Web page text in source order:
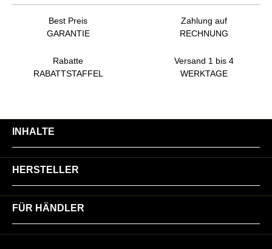
Best Preis
GARANTIE
Zahlung auf
RECHNUNG
Rabatte
RABATTSTAFFEL
Versand 1 bis 4
WERKTAGE
INHALTE
HERSTELLER
FÜR HÄNDLER